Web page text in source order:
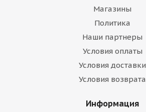
Магазины
Политика
Наши партнеры
Условия оплаты
Условия доставки
Условия возврата
Информация